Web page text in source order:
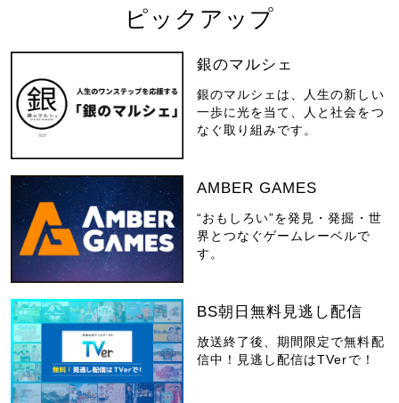
ピックアップ
銀のマルシェ
銀のマルシェは、人生の新しい
一歩に光を当て、人と社会をつ
なぐ取り組みです。
AMBER GAMES
“おもしろい”を発見・発掘・世
界とつなぐゲームレーベルで
す。
BS朝日無料見逃し配信
放送終了後、期間限定で無料配
信中！見逃し配信はTVerで！